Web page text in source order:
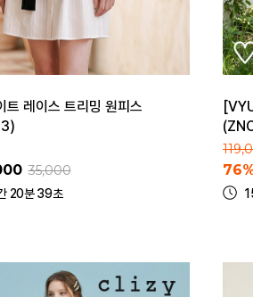
트 레이스 트리밍 원피스
35,000
20분 39초